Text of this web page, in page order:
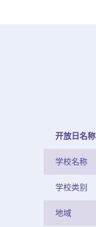
开放日名称
学校名称
学校类别
地域